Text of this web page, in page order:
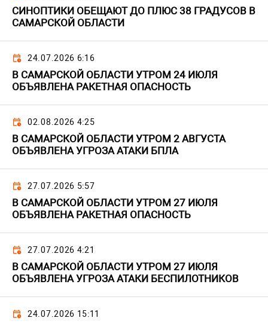
СИНОПТИКИ ОБЕЩАЮТ ДО ПЛЮС 38 ГРАДУСОВ В
САМАРСКОЙ ОБЛАСТИ
24.07.2026 6:16
В САМАРСКОЙ ОБЛАСТИ УТРОМ 24 ИЮЛЯ
ОБЪЯВЛЕНА РАКЕТНАЯ ОПАСНОСТЬ
02.08.2026 4:25
В САМАРСКОЙ ОБЛАСТИ УТРОМ 2 АВГУСТА
ОБЪЯВЛЕНА УГРОЗА АТАКИ БПЛА
27.07.2026 5:57
В САМАРСКОЙ ОБЛАСТИ УТРОМ 27 ИЮЛЯ
ОБЪЯВЛЕНА РАКЕТНАЯ ОПАСНОСТЬ
27.07.2026 4:21
В САМАРСКОЙ ОБЛАСТИ УТРОМ 27 ИЮЛЯ
ОБЪЯВЛЕНА УГРОЗА АТАКИ БЕСПИЛОТНИКОВ
24.07.2026 15:11